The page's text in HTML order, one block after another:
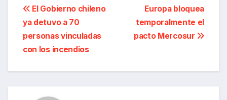
Navegación
de
entradas
Europa bloquea
temporalmente el
pacto Mercosur
El Gobierno chileno
ya detuvo a 70
personas vinculadas
con los incendios